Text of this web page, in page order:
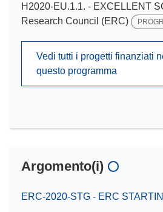
H2020-EU.1.1. - EXCELLENT
Research Council (ERC)
Vedi tutti i progetti finanziati
questo programma
Argomento(i)
ERC-2020-STG - ERC